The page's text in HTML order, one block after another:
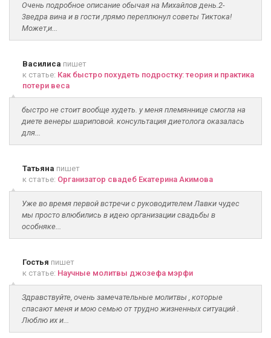
Очень подробное описание обычая на Михайлов день.2-
3ведра вина и в гости ,прямо переплюнул советы Тиктока!
Может,и...
Василиса пишет
к статье: Как быстро похудеть подростку: теория и практика
потери веса
быстро не стоит вообще худеть. у меня племяннице смогла на
диете венеры шариповой. консультация диетолога оказалась
для...
Татьяна пишет
к статье: Организатор свадеб Екатерина Акимова
Уже во время первой встречи с руководителем Лавки чудес
мы просто влюбились в идею организации свадьбы в
особняке...
Гостья пишет
к статье: Научные молитвы джозефа мэрфи
Здравствуйте, очень замечательные молитвы , которые
спасают меня и мою семью от трудно жизненных ситуаций .
Люблю их и...